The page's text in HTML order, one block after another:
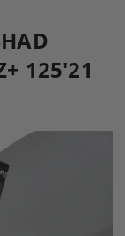
125'21